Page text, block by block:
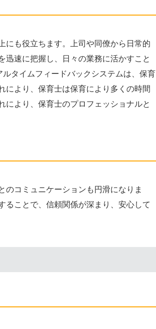
にも役立ちます。上司や同僚から日常的
迅速に把握し、日々の業務に活かすこと
タイムフィードバックシステムは、保育
により、保育士は保育により多くの時間
により、保育士のプロフェッショナルと
のコミュニケーションも円滑になりま
ることで、信頼関係が深まり、安心して